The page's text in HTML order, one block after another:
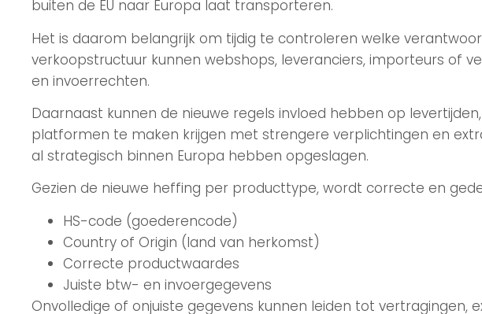
buiten de EU naar Europa laat transporteren.
Het is daarom belangrijk om tijdig te controleren welke
verkoopstructuur kunnen webshops, leveranciers, importeurs of
en invoerrechten.
Daarnaast kunnen de nieuwe regels invloed hebben op
platformen te maken krijgen met strengere verplichtingen en
al strategisch binnen Europa hebben opgeslagen.
Gezien de nieuwe heffing per producttype, wordt correcte en
HS-code (goederencode)
Country of Origin (land van herkomst)
Correcte productwaardes
Juiste btw- en invoergegevens
Onvolledige of onjuiste gegevens kunnen leiden tot vertragingen,